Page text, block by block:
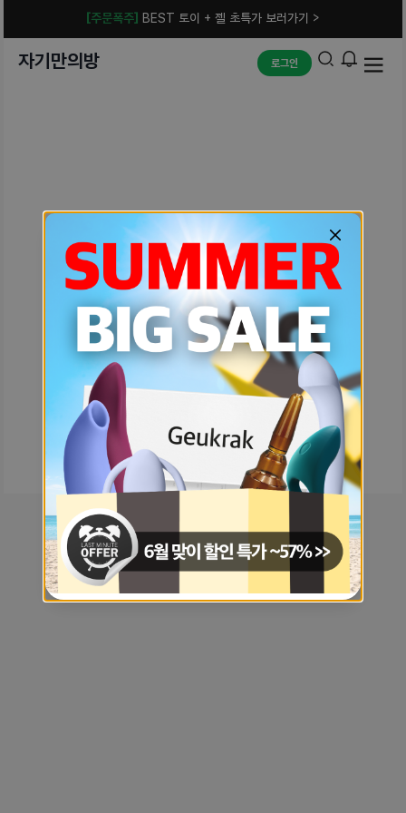
[주문폭주] BEST 토이 + 젤 초특가 보러가기 >
자기만의방 로그인
예상치 못한 에러입니다.